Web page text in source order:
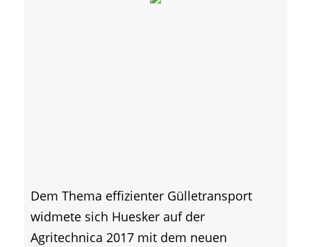
Dem Thema effizienter Gülletransport
widmete sich Huesker auf der
Agritechnica 2017 mit dem neuen